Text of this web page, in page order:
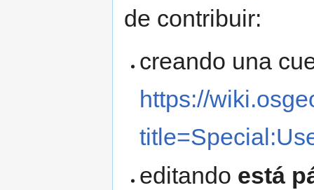
de contribuir:
creando una
https://
editando está